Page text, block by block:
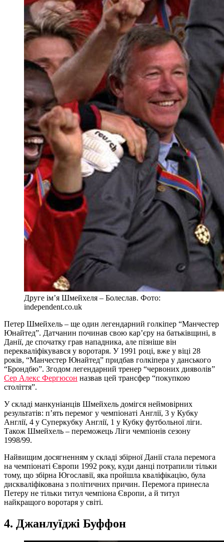
Друге ім’я Шмейхеля – Болеслав. Фото:
independent.co.uk
Петер Шмейхель – ще один легендарний голкіпер “Манчестер
Юнайтед”. Датчанин починав свою кар’єру на батьківщині, в
Данії, де спочатку грав нападника, але пізніше він
перекваліфікувався у воротаря. У 1991 році, вже у віці 28
років, “Манчестер Юнайтед” придбав голкіпера у данського
“Брондбю”. Згодом легендарний тренер “червоних дияволів”
Сер Алекс Фергюсон назвав цей трансфер “покупкою
століття”.
У складі манкуніанців Шмейхель домігся неймовірних
результатів: п’ять перемог у чемпіонаті Англії, 3 у Кубку
Англії, 4 у Суперкубку Англії, 1 у Кубку футбольної ліги.
Також Шмейхель – переможець Ліги чемпіонів сезону
1998/99.
Найвищим досягненням у складі збірної Данії стала перемога
на чемпіонаті Європи 1992 року, куди данці потрапили тільки
тому, що збірна Югославії, яка пройшла кваліфікацію, була
дискваліфікована з політичних причин. Перемога принесла
Петеру не тільки титул чемпіона Європи, а й титул
найкращого воротаря у світі.
4. Джанлуїджі Буффон